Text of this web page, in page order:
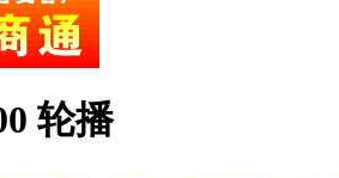
轮播